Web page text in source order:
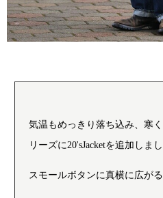
気温もめっきり落ち込み、寒
リーズに20'sJacketを追加しまし
スモールボタンに真横に広がる